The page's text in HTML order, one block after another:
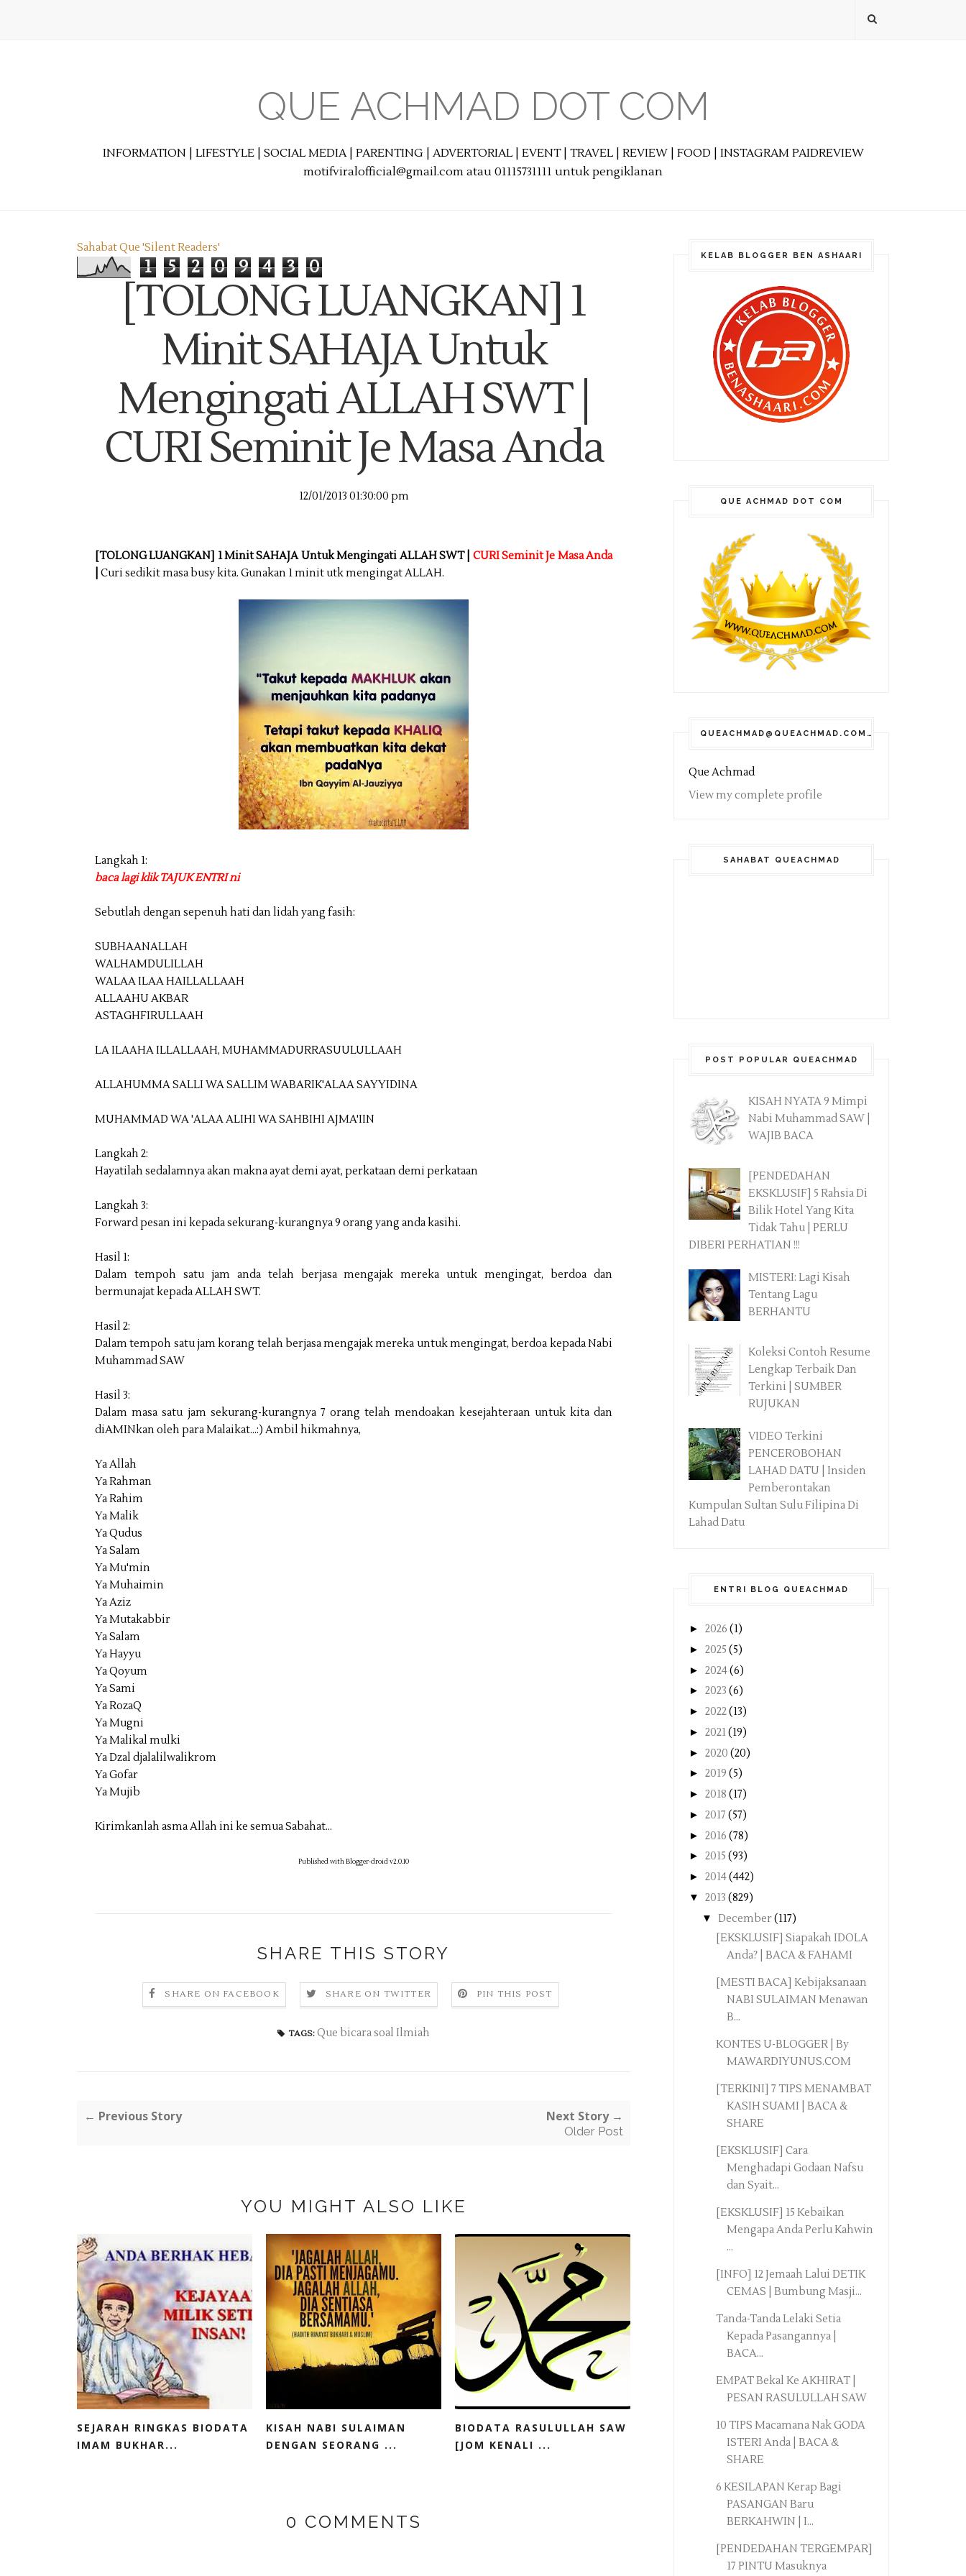
QUE ACHMAD DOT COM
INFORMATION | LIFESTYLE | SOCIAL MEDIA | PARENTING | ADVERTORIAL | EVENT | TRAVEL | REVIEW | FOOD | INSTAGRAM PAIDREVIEW
motifviralofficial@gmail.com atau 01115731111 untuk pengiklanan
Sahabat Que 'Silent Readers'
1 5 2 0 9 4 3 0
[TOLONG LUANGKAN] 1
Minit SAHAJA Untuk
Mengingati ALLAH SWT |
CURI Seminit Je Masa Anda
12/01/2013 01:30:00 pm
[TOLONG LUANGKAN] 1 Minit SAHAJA Untuk Mengingati ALLAH SWT | CURI Seminit Je Masa Anda
Curi sedikit masa busy kita. Gunakan 1 minit utk mengingat ALLAH.
Langkah 1:
baca lagi klik TAJUK ENTRI ni
Sebutlah dengan sepenuh hati dan lidah yang fasih:
SUBHAANALLAH
WALHAMDULILLAH
WALAA ILAA HAILLALLAAH
ALLAAHU AKBAR
ASTAGHFIRULLAAH
LA ILAAHA ILLALLAAH, MUHAMMADURRASUULULLAAH
ALLAHUMMA SALLI WA SALLIM WABARIK'ALAA SAYYIDINA
MUHAMMAD WA 'ALAA ALIHI WA SAHBIHI AJMA'IIN
Langkah 2:
Hayatilah sedalamnya akan makna ayat demi ayat, perkataan demi perkataan
Langkah 3:
Forward pesan ini kepada sekurang-kurangnya 9 orang yang anda kasihi.
Hasil 1:
Dalam tempoh satu jam anda telah berjasa mengajak mereka untuk mengingat, berdoa dan
bermunajat kepada ALLAH SWT.
Hasil 2:
Dalam tempoh satu jam korang telah berjasa mengajak mereka untuk mengingat, berdoa kepada Nabi
Muhammad SAW
Hasil 3:
Dalam masa satu jam sekurang-kurangnya 7 orang telah mendoakan kesejahteraan untuk kita dan
diAMINkan oleh para Malaikat...:) Ambil hikmahnya,
Ya Allah
Ya Rahman
Ya Rahim
Ya Malik
Ya Qudus
Ya Salam
Ya Mu'min
Ya Muhaimin
Ya Aziz
Ya Mutakabbir
Ya Salam
Ya Hayyu
Ya Qoyum
Ya Sami
Ya RozaQ
Ya Mugni
Ya Malikal mulki
Ya Dzal djalalilwalikrom
Ya Gofar
Ya Mujib
Kirimkanlah asma Allah ini ke semua Sabahat...
Published with Blogger-droid v2.0.10
SHARE THIS STORY
SHARE ON FACEBOOK SHARE ON TWITTER PIN THIS POST
TAGS: Que bicara soal Ilmiah
← Previous Story Next Story →
Older Post
YOU MIGHT ALSO LIKE
SEJARAH RINGKAS BIODATA
IMAM BUKHAR...
KISAH NABI SULAIMAN
DENGAN SEORANG ...
BIODATA RASULULLAH SAW
[JOM KENALI ...
0 COMMENTS
KELAB BLOGGER BEN ASHAARI
QUE ACHMAD DOT COM
QUEACHMAD@QUEACHMAD.COM
Que Achmad
View my complete profile
SAHABAT QUEACHMAD
POST POPULAR QUEACHMAD
KISAH NYATA 9 Mimpi
Nabi Muhammad SAW |
WAJIB BACA
[PENDEDAHAN
EKSKLUSIF] 5 Rahsia Di
Bilik Hotel Yang Kita
Tidak Tahu | PERLU
DIBERI PERHATIAN !!!
MISTERI: Lagi Kisah
Tentang Lagu
BERHANTU
Koleksi Contoh Resume
Lengkap Terbaik Dan
Terkini | SUMBER
RUJUKAN
VIDEO Terkini
PENCEROBOHAN
LAHAD DATU | Insiden
Pemberontakan
Kumpulan Sultan Sulu Filipina Di
Lahad Datu
ENTRI BLOG QUEACHMAD
► 2026 (1)
► 2025 (5)
► 2024(6)
► 2023 (6)
► 2022(13)
► 2021(19)
► 2020 (20)
► 2019 (5)
► 2018 (17)
► 2017 (57)
► 2016 (78)
► 2015 (93)
► 2014(442)
▼ 2013 (829)
▼ December(117)
[EKSKLUSIF] Siapakah IDOLA
Anda? | BACA & FAHAMI
[MESTI BACA] Kebijaksanaan
NABI SULAIMAN Menawan
B...
KONTES U-BLOGGER | By
MAWARDIYUNUS.COM
[TERKINI] 7 TIPS MENAMBAT
KASIH SUAMI | BACA &
SHARE
[EKSKLUSIF] Cara
Menghadapi Godaan Nafsu
dan Syait...
[EKSKLUSIF] 15 Kebaikan
Mengapa Anda Perlu Kahwin
...
[INFO] 12 Jemaah Lalui DETIK
CEMAS | Bumbung Masji...
Tanda-Tanda Lelaki Setia
Kepada Pasangannya |
BACA...
EMPAT Bekal Ke AKHIRAT |
PESAN RASULULLAH SAW
10 TIPS Macamana Nak GODA
ISTERI Anda | BACA &
SHARE
6 KESILAPAN Kerap Bagi
PASANGAN Baru
BERKAHWIN | I...
[PENDEDAHAN TERGEMPAR]
17 PINTU Masuknya